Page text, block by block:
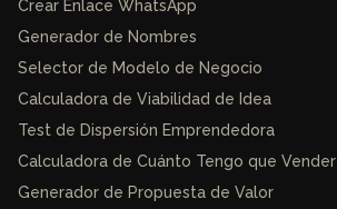
Crear Enlace WhatsApp
Generador de Nombres
Selector de Modelo de Negocio
Calculadora de Viabilidad de Idea
Test de Dispersión Emprendedora
Calculadora de Cuánto Tengo que Vender
Generador de Propuesta de Valor